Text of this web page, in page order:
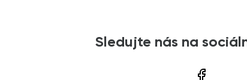
Sledujte nás na